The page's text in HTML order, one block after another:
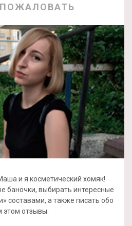
и я косметический хомяк!
баночки, выбирать интересные
составами, а также писать обо
этом отзывы.